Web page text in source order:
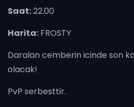
Saat:22.00
Harita: FROSTY
Daralan cemberin icinde son
olacak!
PvP serbesttir.